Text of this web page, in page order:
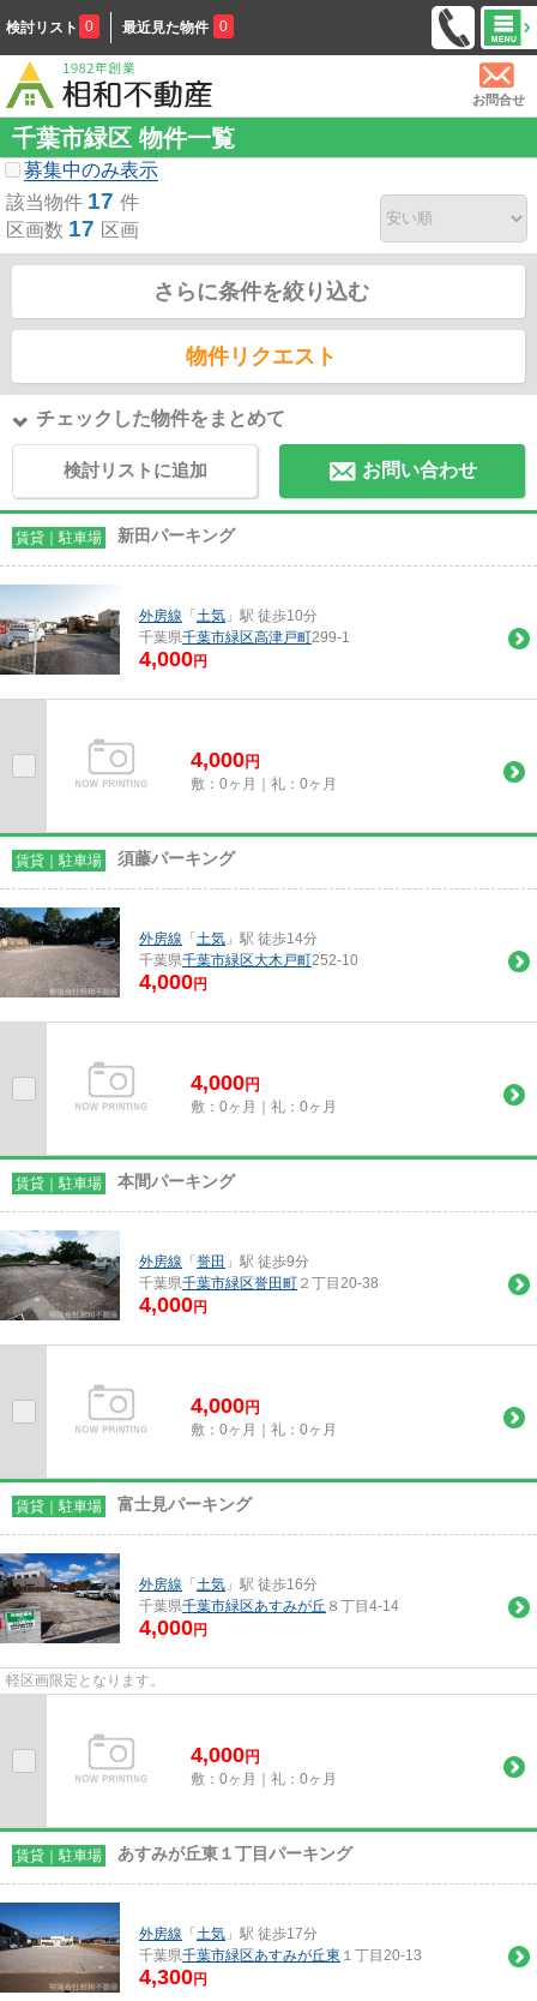
検討リスト 0 最近見た物件 0
お問合せ
千葉市緑区 物件一覧
募集中のみ表示
該当物件 17 件
区画数 17 区画
さらに条件を絞り込む
物件リクエスト
チェックした物件をまとめて
検討リストに追加 お問い合わせ
賃貸｜駐車場 新田パーキング
外房線 「 土気 」駅 徒歩10分
千葉県千葉市緑区高津戸町299-1
4,000円
4,000円
敷：0ヶ月｜礼：0ヶ月
賃貸｜駐車場 須藤パーキング
外房線 「 土気 」駅 徒歩14分
千葉県千葉市緑区大木戸町252-10
4,000円
4,000円
敷：0ヶ月｜礼：0ヶ月
賃貸｜駐車場 本間パーキング
外房線 「 誉田 」駅 徒歩9分
千葉県千葉市緑区誉田町 ２丁目20-38
4,000円
4,000円
敷：0ヶ月｜礼：0ヶ月
賃貸｜駐車場 富士見パーキング
外房線 「 土気 」駅 徒歩16分
千葉県千葉市緑区あすみが丘 ８丁目4-14
4,000円
軽区画限定となります。
4,000円
敷：0ヶ月｜礼：0ヶ月
賃貸｜駐車場 あすみが丘東１丁目パーキング
外房線 「 土気 」駅 徒歩17分
千葉県千葉市緑区あすみが丘東 １丁目20-13
4,300円